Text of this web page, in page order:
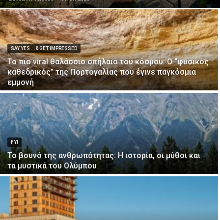
SAY YES ...& GET IMPRESSED
Το πιο viral θαλάσσιο σπήλαιο του κόσμου: Ο “φυσικός
καθεδρικός” της Πορτογαλίας που έγινε παγκόσμια
εμμονή
FYI
Το βουνό της ανθρωπότητας: Η ιστορία, οι μύθοι και
τα μυστικά του Ολύμπου